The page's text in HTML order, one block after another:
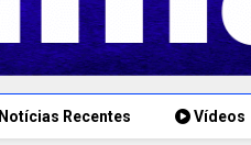
Notícias Recentes Vídeos